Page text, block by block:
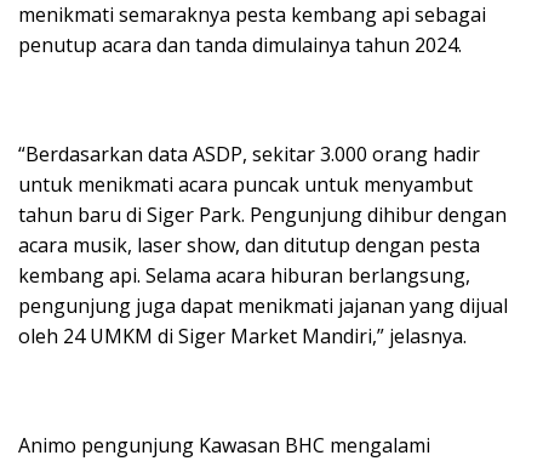
menikmati semaraknya pesta kembang api sebagai
penutup acara dan tanda dimulainya tahun 2024.
“Berdasarkan data ASDP, sekitar 3.000 orang hadir
untuk menikmati acara puncak untuk menyambut
tahun baru di Siger Park. Pengunjung dihibur dengan
acara musik, laser show, dan ditutup dengan pesta
kembang api. Selama acara hiburan berlangsung,
pengunjung juga dapat menikmati jajanan yang dijual
oleh 24 UMKM di Siger Market Mandiri,” jelasnya.
Animo pengunjung Kawasan BHC mengalami